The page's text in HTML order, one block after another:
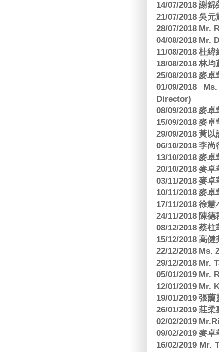
14/07/2018 謝
21/07/2018 吳元
28/07/2018 Mr.
04/08/2018 Mr.
11/08/2018 杜
18/08/2018 林
25/08/2018 麥
01/09/2018
Director)
08/09/2018 麥
15/09/2018 麥
29/09/2018 黃
06/10/2018 李
13/10/2018 麥
20/10/2018 麥
03/11/2018 麥
10/11/2018 麥
17/11/2018 徐
24/11/2018 陳
08/12/2018 蔡
15/12/2018 高
22/12/2018 Ms.
29/12/2018 Mr.
05/01/2019 Mr.
12/01/2019 Mr.
19/01/2019 張
26/01/2019 莊
02/02/2019
09/02/2019 麥
16/02/2019 Mr.